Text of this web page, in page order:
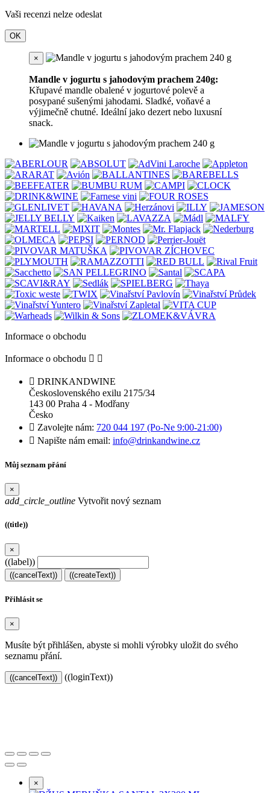
Vaši recenzi nelze odeslat
OK
×
Mandle v jogurtu s jahodovým prachem 240g:
Křupavé mandle obalené v jogurtové polevě a
posypané sušenými jahodami. Sladké, voňavé a
výjimečně chutné. Ideální jako dezert nebo luxusní
snack.
Informace o obchodu
Informace o obchodu  
 DRINKANDWINE
Československého exilu 2175/34
143 00 Praha 4 - Modřany
Česko
 Zavolejte nám: 720 044 197 (Po-Ne 9:00-21:00)
 Napište nám email: info@drinkandwine.cz
Můj seznam přání
×
add_circle_outline Vytvořit nový seznam
((title))
×
((label))
((cancelText)) ((createText))
Přihlásit se
×
Musíte být přihlášen, abyste si mohli výrobky uložit do svého
seznamu přání.
((cancelText)) ((loginText))
×